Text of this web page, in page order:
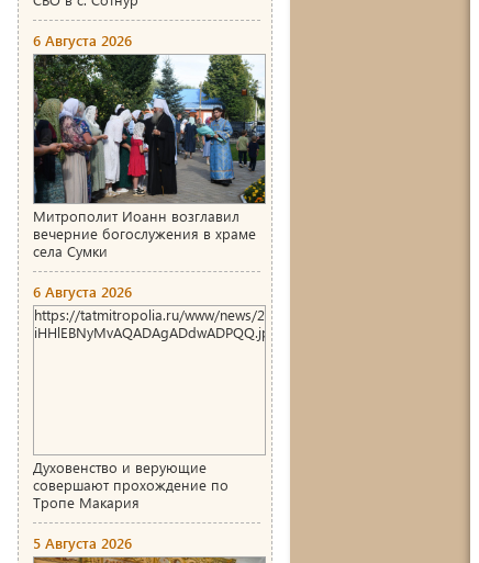
6 Августа 2026
Митрополит Иоанн возглавил
вечерние богослужения в храме
села Сумки
6 Августа 2026
https://tatmitropolia.ru/www/news/2026/8/
iHHlEBNyMvAQADAgADdwADPQQ.jpg
Духовенство и верующие
совершают прохождение по
Тропе Макария
5 Августа 2026